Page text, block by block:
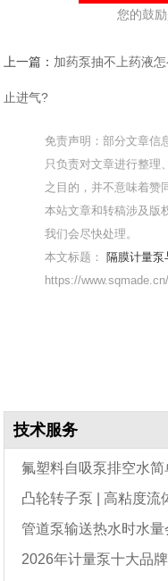
您的鼓
上一篇： 加药泵抽不上药液
止进气?
免责声明：部分文章信
只负责对文章进行整理
之目的，并不意味着赞
本站文章和转稿涉及版
我们会尽快处理。
本文标题： 隔膜计量
https://
技术服务
氟塑料自吸泵排空水简
凸轮转子泵 | 高粘度流
管道泵输送热水时水
2026年计量泵十大品牌